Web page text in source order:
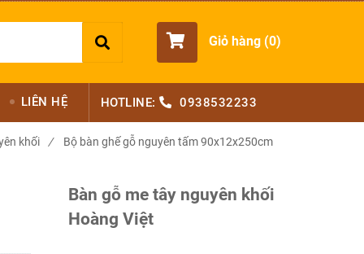
Giỏ hàng (0)
LIÊN HỆ HOTLINE: 0938532233
khối / Bộ bàn ghế gỗ nguyên tấm 90x12x250cm
Bàn gỗ me tây nguyên khối
Hoàng Việt